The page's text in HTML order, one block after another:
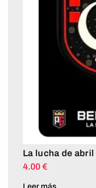
La lucha de abril
4.00 €
Leer más